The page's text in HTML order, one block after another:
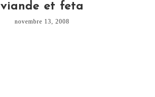
viande et feta
novembre 13, 2008